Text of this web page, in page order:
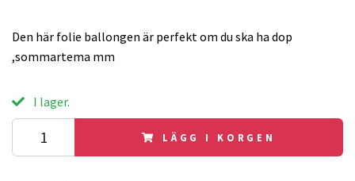
Den här folie ballongen är perfekt om du ska ha dop
,sommartema mm
I lager.
LÄGG I KORGEN